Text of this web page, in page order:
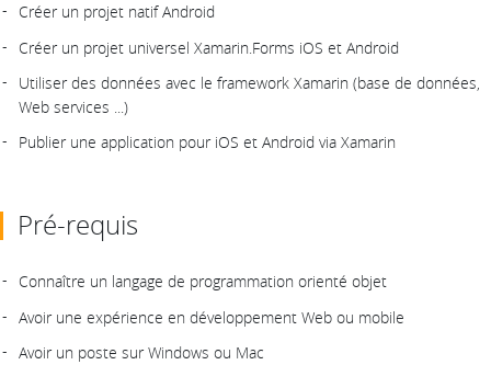
Créer un projet natif Android
Créer un projet universel Xamarin.Forms iOS et Android
Utiliser des données avec le framework Xamarin (base de données,
Web services ...)
Publier une application pour iOS et Android via Xamarin
Pré-requis
Connaître un langage de programmation orienté objet
Avoir une expérience en développement Web ou mobile
Avoir un poste sur Windows ou Mac